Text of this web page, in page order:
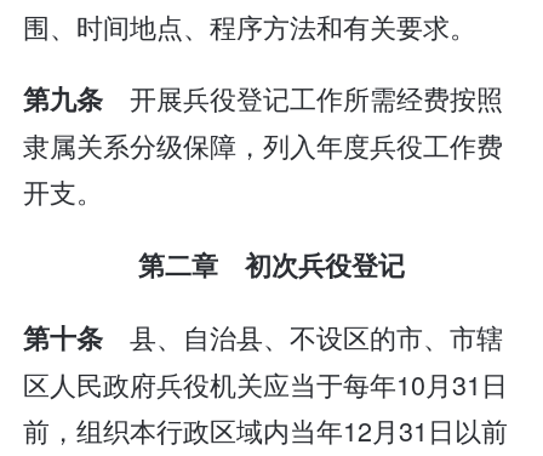
围、时间地点、程序方法和有关要求。
第九条开展兵役登记工作所需经费按照
隶属关系分级保障，列入年度兵役工作费
开支。
第二章 初次兵役登记
第十条县、自治县、不设区的市、市辖
区人民政府兵役机关应当于每年10月31日
前，组织本行政区域内当年12月31日以前